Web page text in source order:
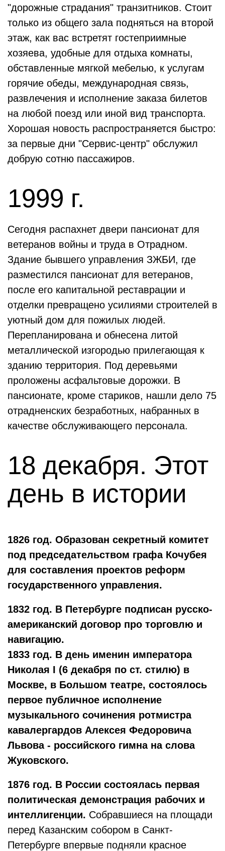
"дорожные страдания" транзитников. Стоит
только из общего зала подняться на второй
этаж, как вас встретят гостеприимные
хозяева, удобные для отдыха комнаты,
обставленные мягкой мебелью, к услугам
горячие обеды, международная связь,
развлечения и исполнение заказа билетов
на любой поезд или иной вид транспорта.
Хорошая новость распространяется быстро:
за первые дни "Сервис-центр" обслужил
добрую сотню пассажиров.
1999 г.
Сегодня распахнет двери пансионат для
ветеранов войны и труда в Отрадном.
Здание бывшего управления ЗЖБИ, где
разместился пансионат для ветеранов,
после его капитальной реставрации и
отделки превращено усилиями строителей в
уютный дом для пожилых людей.
Перепланирована и обнесена литой
металлической изгородью прилегающая к
зданию территория. Под деревьями
проложены асфальтовые дорожки. В
пансионате, кроме стариков, нашли дело 75
отрадненских безработных, набранных в
качестве обслуживающего персонала.
18 декабря. Этот
день в истории
1826 год. Образован секретный комитет
под председательством графа Кочубея
для составления проектов реформ
государственного управления.
1832 год. В Петербурге подписан русско-
американский договор про торговлю и
навигацию.
1833 год. В день именин императора
Николая I (6 декабря по ст. стилю) в
Москве, в Большом театре, состоялось
первое публичное исполнение
музыкального сочинения ротмистра
кавалергардов Алексея Федоровича
Львова - российского гимна на слова
Жуковского.
1876 год. В России состоялась первая
политическая демонстрация рабочих и
интеллигенции. Собравшиеся на площади
перед Казанским собором в Санкт-
Петербурге впервые подняли красное